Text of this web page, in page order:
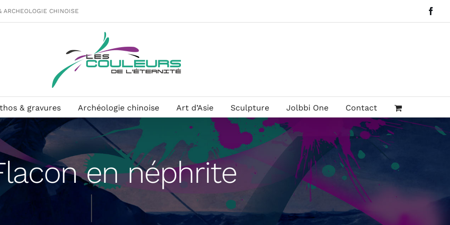
ARCHEOLOGIE CHINOISE
& gravures Archéologie chinoise Art d’Asie Sculpture Jolbbi One Contact
en néphrite